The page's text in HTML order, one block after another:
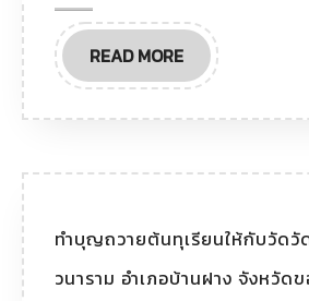
READ MORE
ทำบุญถวายต้นทุเรียนให้กับวัดวั
วนาราม อำเภอบ้านฝาง จังหวัด